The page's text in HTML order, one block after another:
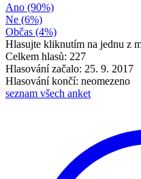
Ano (90%)
Ne (6%)
Občas (4%)
Hlasujte kliknutím na jednu z
Celkem hlasů: 227
Hlasování začalo: 25. 9. 2017
Hlasování končí: neomezeno
seznam všech anket